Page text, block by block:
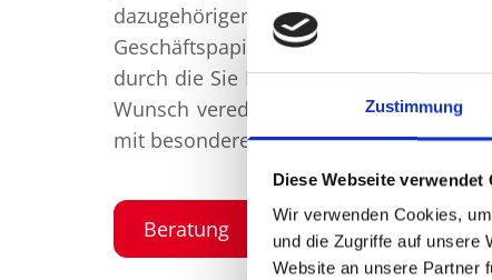
Zustimmung
Diese Webseite verwendet
Wir verwenden Cookies,
und die Zugriffe auf unsere
Website an unsere Partner
dazugehörigen Produkten aus,
Geschäftspapiere und Verpackungen
durch die Sie Ihr Unternehmen
Wunsch veredeln wir auch
mit besonderem Papier oder einem
Beratung